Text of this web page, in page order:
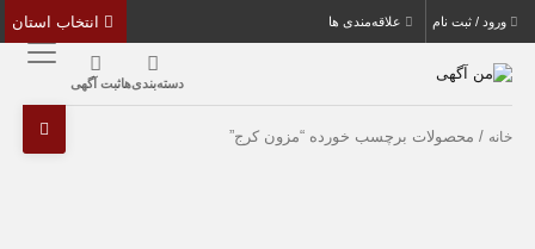
ورود / ثبت نام علاقه‌مندی ها
دسته‌بندی‌هاثبت آگهی
خانه / محصولات برچسب خورده “مزون کرج”